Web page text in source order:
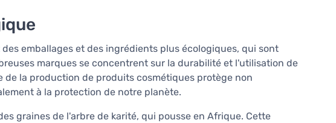
emballages et des ingrédients plus écologiques, qui sont
marques se concentrent sur la durabilité et l'utilisation de
de la production de produits cosmétiques protège non
à la protection de notre planète.
graines de l'arbre de karité, qui pousse en Afrique. Cette